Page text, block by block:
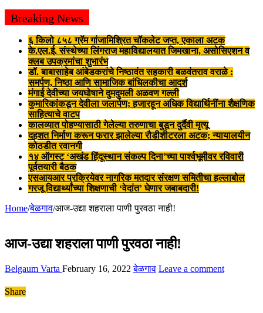
Breaking News
६ किलो ८५८ ग्रॅम गांजामिश्रित चॉकलेट जप्त, एकाला अटक
के.एल.ई. संस्थेच्या लिंगराज महाविद्यालयात जिमखाना, असोसिएशन व
क्लब उपक्रमांचा शुभारंभ
डॉ. बाबासाहेब आंबेडकरांचे निष्ठावंत सहकारी बळवंतराव वराळे :
समर्पण, निष्ठा आणि सामाजिक बांधिलकीचा आदर्श
मंगाई देवीच्या जयघोषाने दुमदुमली अळवण गल्ली
कुमारिकांकडून देवीला जलार्पण; हजारहून अधिक विद्यार्थिनींना शैक्षणिक
साहित्याचे वाटप
कालव्यात पोहण्यासाठी गेलेल्या तरुणाचा बुडून दुर्दैवी मृत्यू
दहशत निर्माण करून फरार झालेल्या रौडीशीटरला अटक; न्यायालयीन
कोठडीत रवानगी
१४ ऑगस्ट ‘अखंड हिंदूस्थान संकल्प दिना’च्या पार्श्वभूमीवर रविवारी
पूर्वतयारी बैठक
एसआयआर प्रक्रियेवर नागरिक मतदार संरक्षण समितीचा हल्लाबोल
गरजू विद्यार्थ्यांच्या शिक्षणाची ‘वेदांत’ घेणार जबाबदारी!
Home/बेळगाव/आज-उद्या शहराला पाणी पुरवठा नाही!
आज-उद्या शहराला पाणी पुरवठा नाही!
Belgaum Varta February 16, 2022 बेळगाव Leave a comment
Share